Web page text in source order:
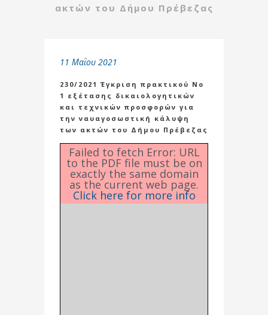
ακτών του Δήμου Πρέβεζας
11 Μαΐου 2021
230/2021 Έγκριση πρακτικού Νο
1 εξέτασης δικαιολογητικών
και τεχνικών προσφορών για
την ναυαγοσωστική κάλυψη
των ακτών του Δήμου Πρέβεζας
Failed to fetch Error: URL
to the PDF file must be on
exactly the same domain
as the current web page.
Click here for more info